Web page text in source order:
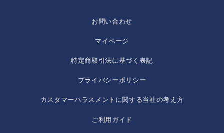
お問い合わせ
マイページ
特定商取引法に基づく表記
プライバシーポリシー
カスタマーハラスメントに関する当社の考え方
ご利用ガイド